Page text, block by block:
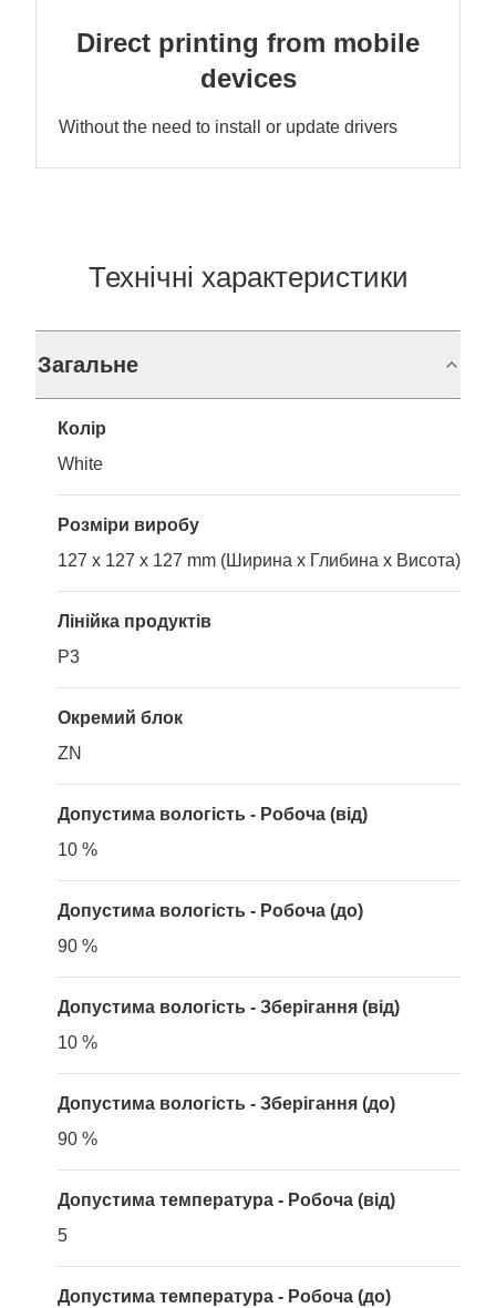
Direct printing from mobile
devices
Without the need to install or update drivers
Технічні характеристики
Загальне
Колір
White
Розміри виробу
127 x 127 x 127 mm (Ширина x Глибина x Висота)
Лінійка продуктів
P3
Окремий блок
ZN
Допустима вологість - Робоча (від)
10 %
Допустима вологість - Робоча (до)
90 %
Допустима вологість - Зберігання (від)
10 %
Допустима вологість - Зберігання (до)
90 %
Допустима температура - Робоча (від)
5
Допустима температура - Робоча (до)